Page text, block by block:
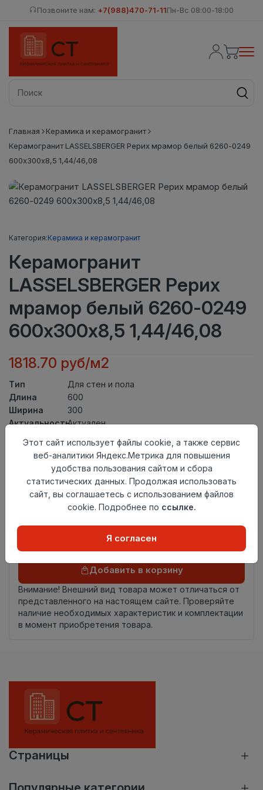
Позвоните нам: +7(988)470-71-11Пн-Вс 08:00-18:00
Главная
Керамика и керамогранит
Керамогранит LASSELSBERGER Рерих мрамор белый 6260-0249
600х300х8,5 1,44/46,08
Категория:Керамика и керамогранит
Керамогранит
LASSELSBERGER Рерих
мрамор белый 6260-0249
600х300х8,5 1,44/46,08
1818.70 руб/м2
Тип
Для стен и пола
Длина
600
Ширина
300
АктуальностьАктуален
группа
Керамогранит
Толщина
8,5
Поверхность матовая
Страна
происхождения
Россия
комплекта
Осталось162 упак
Добавить в корзину
Внимание! Внешний вид товара может отличаться от
представленного на настоящем сайте. Проверяйте
наличие необходимых характеристик и комплектации
в момент приобретения товара.
Страницы
Этот сайт использует файлы cookie, а также сервис
веб-аналитики Яндекс.Метрика для повышения
удобства пользования сайтом и сбора
статистических данных. Продолжая использовать
сайт, вы соглашаетесь с использованием файлов
cookie. Подробнее по ссылке.
Я согласен